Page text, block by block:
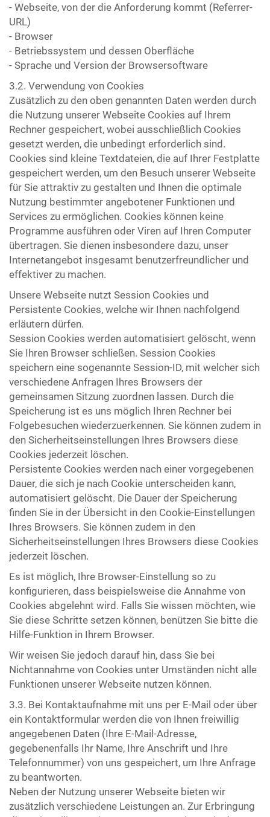
- Webseite, von der die Anforderung kommt (Referrer-
URL)
- Browser
- Betriebssystem und dessen Oberfläche
- Sprache und Version der Browsersoftware
3.2. Verwendung von Cookies
Zusätzlich zu den oben genannten Daten werden durch
die Nutzung unserer Webseite Cookies auf Ihrem
Rechner gespeichert, wobei ausschließlich Cookies
gesetzt werden, die unbedingt erforderlich sind.
Cookies sind kleine Textdateien, die auf Ihrer Festplatte
gespeichert werden, um den Besuch unserer Webseite
für Sie attraktiv zu gestalten und Ihnen die optimale
Nutzung bestimmter angebotener Funktionen und
Services zu ermöglichen. Cookies können keine
Programme ausführen oder Viren auf Ihren Computer
übertragen. Sie dienen insbesondere dazu, unser
Internetangebot insgesamt benutzerfreundlicher und
effektiver zu machen.
Unsere Webseite nutzt Session Cookies und
Persistente Cookies, welche wir Ihnen nachfolgend
erläutern dürfen.
Session Cookies werden automatisiert gelöscht, wenn
Sie Ihren Browser schließen. Session Cookies
speichern eine sogenannte Session-ID, mit welcher sich
verschiedene Anfragen Ihres Browsers der
gemeinsamen Sitzung zuordnen lassen. Durch die
Speicherung ist es uns möglich Ihren Rechner bei
Folgebesuchen wiederzuerkennen. Sie können zudem in
den Sicherheitseinstellungen Ihres Browsers diese
Cookies jederzeit löschen.
Persistente Cookies werden nach einer vorgegebenen
Dauer, die sich je nach Cookie unterscheiden kann,
automatisiert gelöscht. Die Dauer der Speicherung
finden Sie in der Übersicht in den Cookie-Einstellungen
Ihres Browsers. Sie können zudem in den
Sicherheitseinstellungen Ihres Browsers diese Cookies
jederzeit löschen.
Es ist möglich, Ihre Browser-Einstellung so zu
konfigurieren, dass beispielsweise die Annahme von
Cookies abgelehnt wird. Falls Sie wissen möchten, wie
Sie diese Schritte setzen können, benützen Sie bitte die
Hilfe-Funktion in Ihrem Browser.
Wir weisen Sie jedoch darauf hin, dass Sie bei
Nichtannahme von Cookies unter Umständen nicht alle
Funktionen unserer Webseite nutzen können.
3.3. Bei Kontaktaufnahme mit uns per E-Mail oder über
ein Kontaktformular werden die von Ihnen freiwillig
angegebenen Daten (Ihre E-Mail-Adresse,
gegebenenfalls Ihr Name, Ihre Anschrift und Ihre
Telefonnummer) von uns gespeichert, um Ihre Anfrage
zu beantworten.
Neben der Nutzung unserer Webseite bieten wir
zusätzlich verschiedene Leistungen an. Zur Erbringung